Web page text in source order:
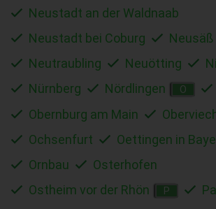
Neustadt an der Waldnaab
Neustadt bei Coburg
Neusäß
Neutraubling
Neuötting
Nürnberg
Nördlingen O
Obernburg am Main
Ochsenfurt
Oettingen in
Ornbau
Osterhofen
Ostheim vor der Rhön
P